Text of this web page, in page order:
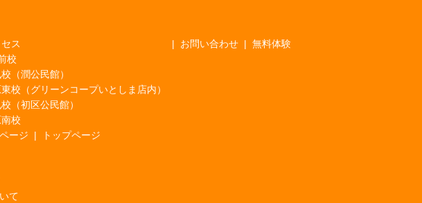
ス
校
（潤公民館）
校（グリーンコープいとしま店内）
（初区公民館）
校
お問い合わせ 無料体験
ージ
て
トップページ